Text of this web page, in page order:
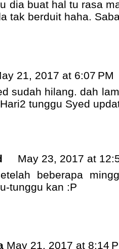
dia buat hal tu rasa
tak berduit haha.
21, 2017 at 6:07 PM
sudah hilang. dah
tunggu Syed
May 23, 2017 at
beberapa
tunggu kan :P
May 21, 2017 at 8:14